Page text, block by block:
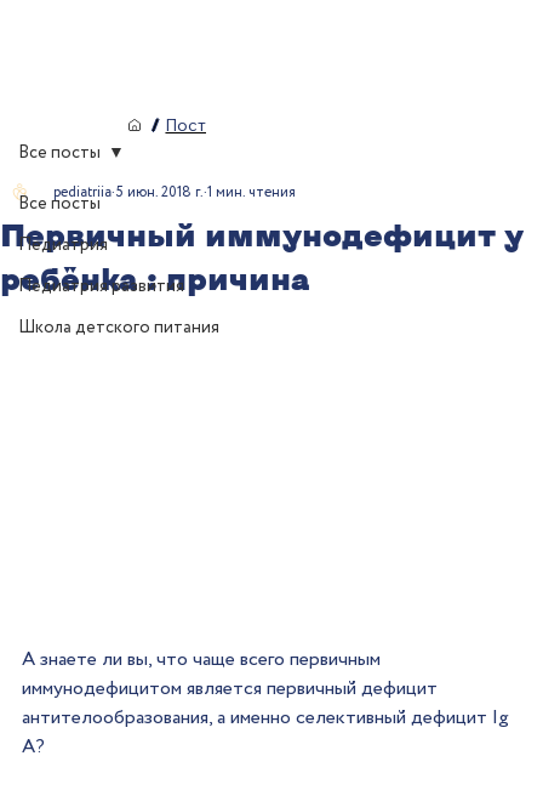
/ Пост
Все посты
Педиатрия
Педиатрия развития
Школа детского питания
Все посты
Первичный иммунодефицит у
ребёнка : причина
pediatriia 5 июн. 2018 г. 1 мин. чтения
А знаете ли вы, что чаще всего первичным
иммунодефицитом является первичный дефицит
антителообразования, а именно селективный дефицит Ig
A?